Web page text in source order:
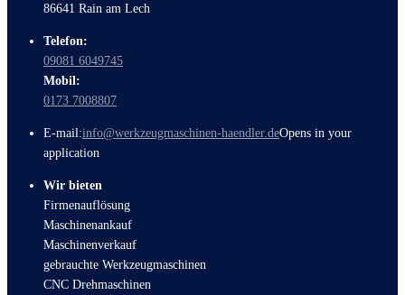
86641 Rain am Lech
Telefon:
09081 6049745
Mobil:
0173 7008807
E-mail:info@werkzeugmaschinen-haendler.deOpens in your
application
Wir bieten
Firmenauflösung
Maschinenankauf
Maschinenverkauf
gebrauchte Werkzeugmaschinen
CNC Drehmaschinen